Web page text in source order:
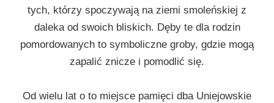
tych, którzy spoczywają na ziemi smoleńskiej z
daleka od swoich bliskich. Dęby te dla rodzin
pomordowanych to symboliczne groby, gdzie mogą
zapalić znicze i pomodlić się.
Od wielu lat o to miejsce pamięci dba Uniejowskie